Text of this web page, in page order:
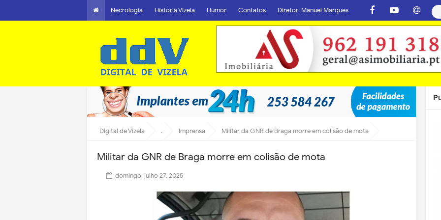
Necrologia História Vizela Humor Contatos Diretor: Manuel Marques
Digital de Vizela . Imprensa Militar da GNR de Braga morre em colisão de mota
Militar da GNR de Braga morre em colisão de mota
domingo, julho 27, 2025